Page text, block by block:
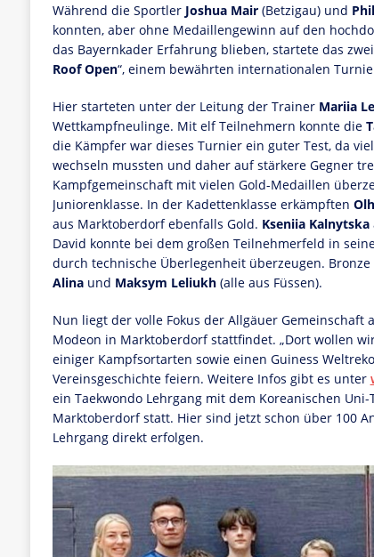
Während die Sportler Joshua Mair(Betzigau) und
konnten, aber ohne Medaillengewinn auf den
das Bayernkader Erfahrung blieben, startete das
Roof Open“, einem bewährten internationalen
Hier starteten unter der Leitung der Trainer Mariia
Wettkampfneulinge. Mit elf Teilnehmern konnte die
die Kämpfer war dieses Turnier ein guter Test, da
wechseln mussten und daher auf stärkere Gegner
Kampfgemeinschaft mit vielen Gold-Medaillen
Juniorenklasse. In der Kadettenklasse erkämpften
aus Marktoberdorf ebenfalls Gold. Kseniia Kalnytska
David konnte bei dem großen Teilnehmerfeld in
durch technische Überlegenheit überzeugen.
Alinaund Maksym Leliukh(alle aus Füssen).
Nun liegt der volle Fokus der Allgäuer Gemeinschaft
Modeon in Marktoberdorf stattfindet. „Dort wollen
einiger Kampfsortarten sowie einen Guiness
Vereinsgeschichte feiern. Weitere Infos gibt es unter
ein Taekwondo Lehrgang mit dem Koreanischen
Marktoberdorf statt. Hier sind jetzt schon über 100
Lehrgang direkt erfolgen.